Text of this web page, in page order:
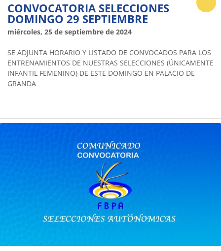
CONVOCATORIA SELECCIONES
DOMINGO 29 SEPTIEMBRE
miércoles, 25 de septiembre de 2024
SE ADJUNTA HORARIO Y LISTADO DE CONVOCADOS PARA LOS
ENTRENAMIENTOS DE NUESTRAS SELECCIONES (ÚNICAMENTE
INFANTIL FEMENINO) DE ESTE DOMINGO EN PALACIO DE
GRANDA